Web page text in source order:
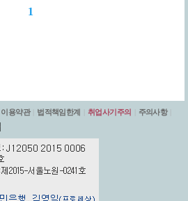
1
이용약관 법적책임한계 취업사기주의 주의사항